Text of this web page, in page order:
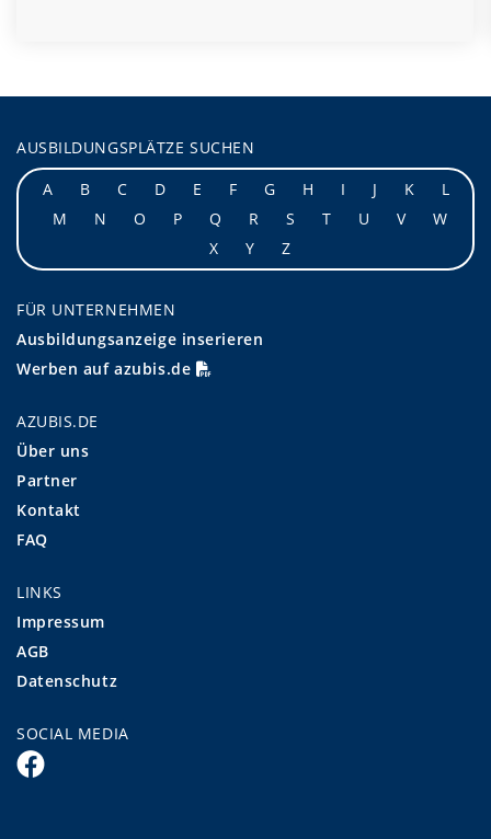
AUSBILDUNGSPLÄTZE SUCHEN
A
B C D E F G H I J K
L
M
N O P Q R S T U V
W
X
Y Z
FÜR UNTERNEHMEN
Ausbildungsanzeige inserieren
Werben auf azubis.de
AZUBIS.DE
Über uns
Partner
Kontakt
FAQ
LINKS
Impressum
AGB
Datenschutz
SOCIAL MEDIA